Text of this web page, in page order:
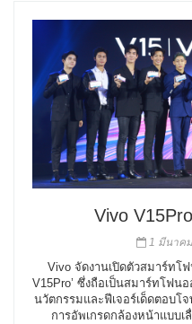
Vivo
1 มีนาคม
Vivo จัดงานเปิดตัวสมาร์ทโ
V15Pro’ ซึ่งถือเป็นสมาร์ทโฟ
นวัตกรรมและฟีเจอร์เด็ดตอบโ
การอัพเกรดกล้องหน้าแบบ